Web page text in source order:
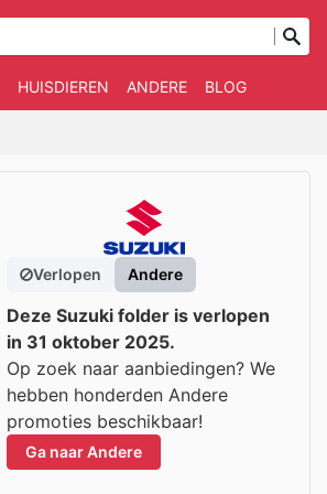
HUISDIEREN ANDERE BLOG
Verlopen Andere
Deze Suzuki folder is verlopen
in 31 oktober 2025.
Op zoek naar aanbiedingen? We
hebben honderden Andere
promoties beschikbaar!
Ga naar Andere